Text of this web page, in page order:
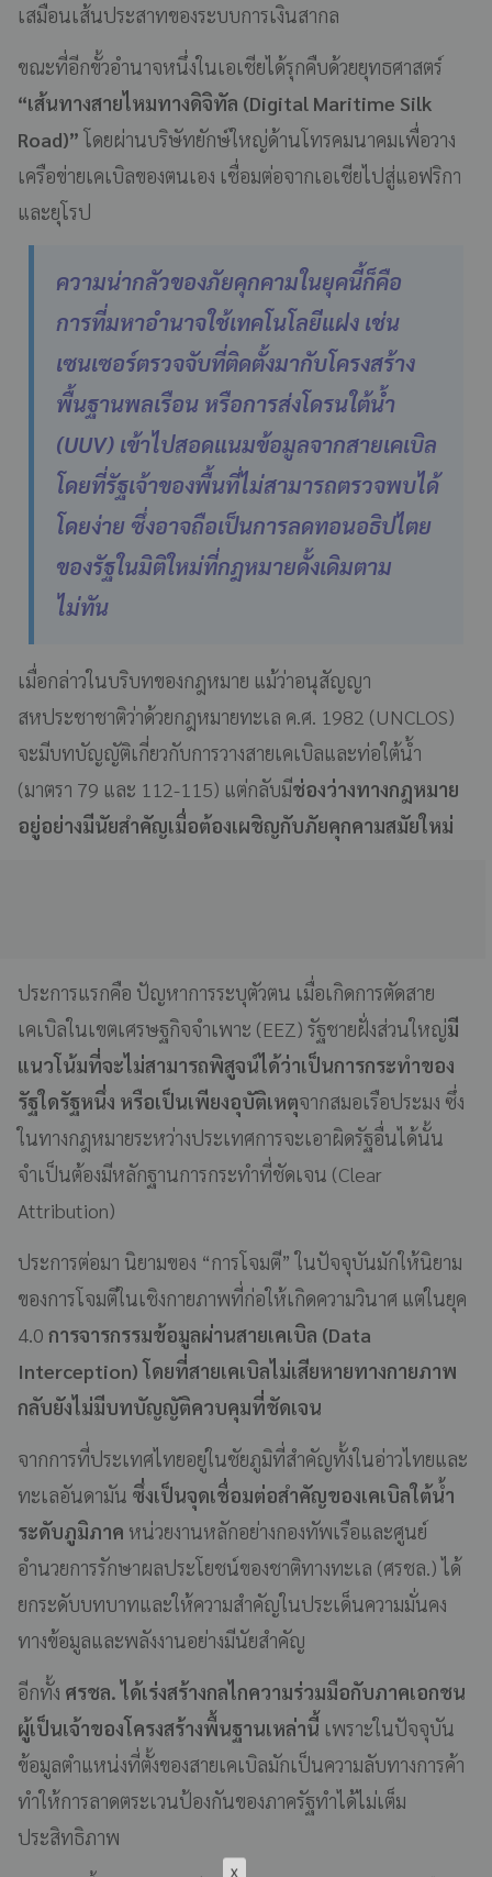
เสมือนเส้นประสาทของระบบการเงินสากล
ขณะที่อีกขั้วอำนาจหนึ่งในเอเชียได้รุกคืบด้วยยุทธศาสตร์
“เส้นทางสายไหมทางดิจิทัล (Digital Maritime Silk
Road)” โดยผ่านบริษัทยักษ์ใหญ่ด้านโทรคมนาคมเพื่อวาง
เครือข่ายเคเบิลของตนเอง เชื่อมต่อจากเอเชียไปสู่แอฟริกา
และยุโรป
ความน่ากลัวของภัยคุกคามในยุคนี้ก็คือ
การที่มหาอำนาจใช้เทคโนโลยีแฝง เช่น
เซนเซอร์ตรวจจับที่ติดตั้งมากับโครงสร้าง
พื้นฐานพลเรือน หรือการส่งโดรนใต้น้ำ
(UUV) เข้าไปสอดแนมข้อมูลจากสายเคเบิล
โดยที่รัฐเจ้าของพื้นที่ไม่สามารถตรวจพบได้
โดยง่าย ซึ่งอาจถือเป็นการลดทอนอธิปไตย
ของรัฐในมิติใหม่ที่กฎหมายดั้งเดิมตาม
ไม่ทัน
เมื่อกล่าวในบริบทของกฎหมาย แม้ว่าอนุสัญญา
สหประชาชาติว่าด้วยกฎหมายทะเล ค.ศ. 1982 (UNCLOS)
จะมีบทบัญญัติเกี่ยวกับการวางสายเคเบิลและท่อใต้น้ำ
(มาตรา 79 และ 112-115) แต่กลับมีช่องว่างทางกฎหมาย
อยู่อย่างมีนัยสำคัญเมื่อต้องเผชิญกับภัยคุกคามสมัยใหม่
ประการแรกคือ ปัญหาการระบุตัวตน เมื่อเกิดการตัดสาย
เคเบิลในเขตเศรษฐกิจจำเพาะ (EEZ) รัฐชายฝั่งส่วนใหญ่มี
แนวโน้มที่จะไม่สามารถพิสูจน์ได้ว่าเป็นการกระทำของ
รัฐใดรัฐหนึ่ง หรือเป็นเพียงอุบัติเหตุจากสมอเรือประมง ซึ่ง
ในทางกฎหมายระหว่างประเทศการจะเอาผิดรัฐอื่นได้นั้น
จำเป็นต้องมีหลักฐานการกระทำที่ชัดเจน (Clear
Attribution)
ประการต่อมา นิยามของ “การโจมตี” ในปัจจุบันมักให้นิยาม
ของการโจมตีในเชิงกายภาพที่ก่อให้เกิดความวินาศ แต่ในยุค
4.0 การจารกรรมข้อมูลผ่านสายเคเบิล (Data
Interception) โดยที่สายเคเบิลไม่เสียหายทางกายภาพ
กลับยังไม่มีบทบัญญัติควบคุมที่ชัดเจน
จากการที่ประเทศไทยอยู่ในชัยภูมิที่สำคัญทั้งในอ่าวไทยและ
ทะเลอันดามัน ซึ่งเป็นจุดเชื่อมต่อสำคัญของเคเบิลใต้น้ำ
ระดับภูมิภาค หน่วยงานหลักอย่างกองทัพเรือและศูนย์
อำนวยการรักษาผลประโยชน์ของชาติทางทะเล (ศรชล.) ได้
ยกระดับบทบาทและให้ความสำคัญในประเด็นความมั่นคง
ทางข้อมูลและพลังงานอย่างมีนัยสำคัญ
อีกทั้ง ศรชล. ได้เร่งสร้างกลไกความร่วมมือกับภาคเอกชน
ผู้เป็นเจ้าของโครงสร้างพื้นฐานเหล่านี้ เพราะในปัจจุบัน
ข้อมูลตำแหน่งที่ตั้งของสายเคเบิลมักเป็นความลับทางการค้า
ทำให้การลาดตระเวนป้องกันของภาครัฐทำได้ไม่เต็ม
ประสิทธิภาพ